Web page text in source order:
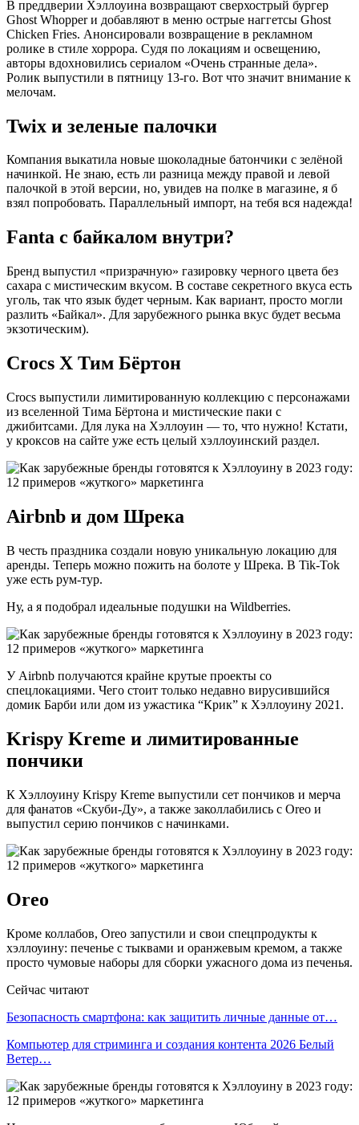
В преддверии Хэллоуина возвращают сверхострый бургер
Ghost Whopper и добавляют в меню острые наггетсы Ghost
Chicken Fries. Анонсировали возвращение в рекламном
ролике в стиле хоррора. Судя по локациям и освещению,
авторы вдохновились сериалом «Очень странные дела».
Ролик выпустили в пятницу 13-го. Вот что значит внимание к
мелочам.
Twix и зеленые палочки
Компания выкатила новые шоколадные батончики с зелёной
начинкой. Не знаю, есть ли разница между правой и левой
палочкой в этой версии, но, увидев на полке в магазине, я б
взял попробовать. Параллельный импорт, на тебя вся надежда!
Fanta с байкалом внутри?
Бренд выпустил «призрачную» газировку черного цвета без
сахара с мистическим вкусом. В составе секретного вкуса есть
уголь, так что язык будет черным. Как вариант, просто могли
разлить «Байкал». Для зарубежного рынка вкус будет весьма
экзотическим).
Сrocs Х Тим Бёртон
Сrocs выпустили лимитированную коллекцию с персонажами
из вселенной Тима Бёртона и мистические паки с
джибитсами. Для лука на Хэллоуин — то, что нужно! Кстати,
у кроксов на сайте уже есть целый хэллоуинский раздел.
Airbnb и дом Шрека
В честь праздника создали новую уникальную локацию для
аренды. Теперь можно пожить на болоте у Шрека. В Tik-Tok
уже есть рум-тур.
Ну, а я подобрал идеальные подушки на Wildberries.
У Airbnb получаются крайне крутые проекты со
спецлокациями. Чего стоит только недавно вирусившийся
домик Барби или дом из ужастика “Крик” к Хэллоуину 2021.
Krispy Kreme и лимитированные
пончики
К Хэллоуину Krispy Kreme выпустили сет пончиков и мерча
для фанатов «Скуби-Ду», а также заколлабились с Oreo и
выпустил серию пончиков с начинками.
Oreo
Кроме коллабов, Oreo запустили и свои спецпродукты к
хэллоуину: печенье с тыквами и оранжевым кремом, а также
просто чумовые наборы для сборки ужасного дома из печенья.
Сейчас читают
Безопасность смартфона: как защитить личные данные от…
Компьютер для стриминга и создания контента 2026 Белый
Ветер…